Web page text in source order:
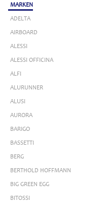
MARKEN
ADELTA
AIRBOARD
ALESSI
ALESSI OFFICINA
ALFI
ALURUNNER
ALUSI
AURORA
BARIGO
BASSETTI
BERG
BERTHOLD HOFFMANN
BIG GREEN EGG
BITOSSI